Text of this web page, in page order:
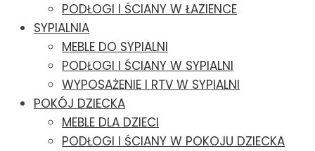
PODŁOGI I ŚCIANY W ŁAZIENCE
SYPIALNIA
MEBLE DO SYPIALNI
PODŁOGI I ŚCIANY W SYPIALNI
WYPOSAŻENIE I RTV W SYPIALNI
POKÓJ DZIECKA
MEBLE DLA DZIECI
PODŁOGI I ŚCIANY W POKOJU DZIECKA